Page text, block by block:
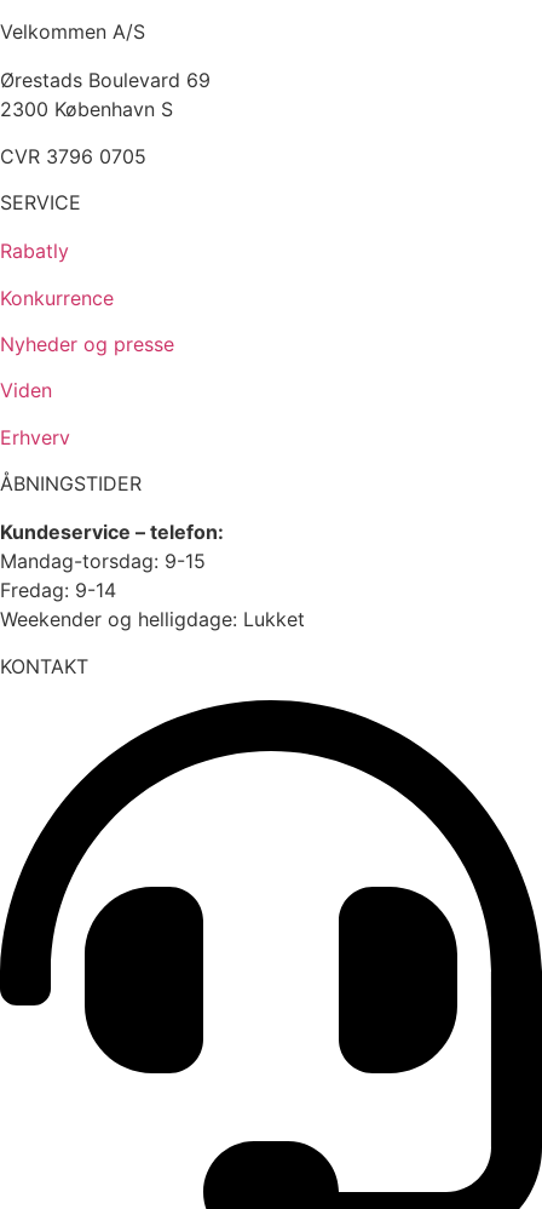
Velkommen A/S
Ørestads Boulevard 69
2300 København S
CVR 3796 0705
SERVICE
Rabatly
Konkurrence
Nyheder og presse
Viden
Erhverv
ÅBNINGSTIDER
Kundeservice – telefon:
Mandag-torsdag: 9-15
Fredag: 9-14
Weekender og helligdage: Lukket
KONTAKT